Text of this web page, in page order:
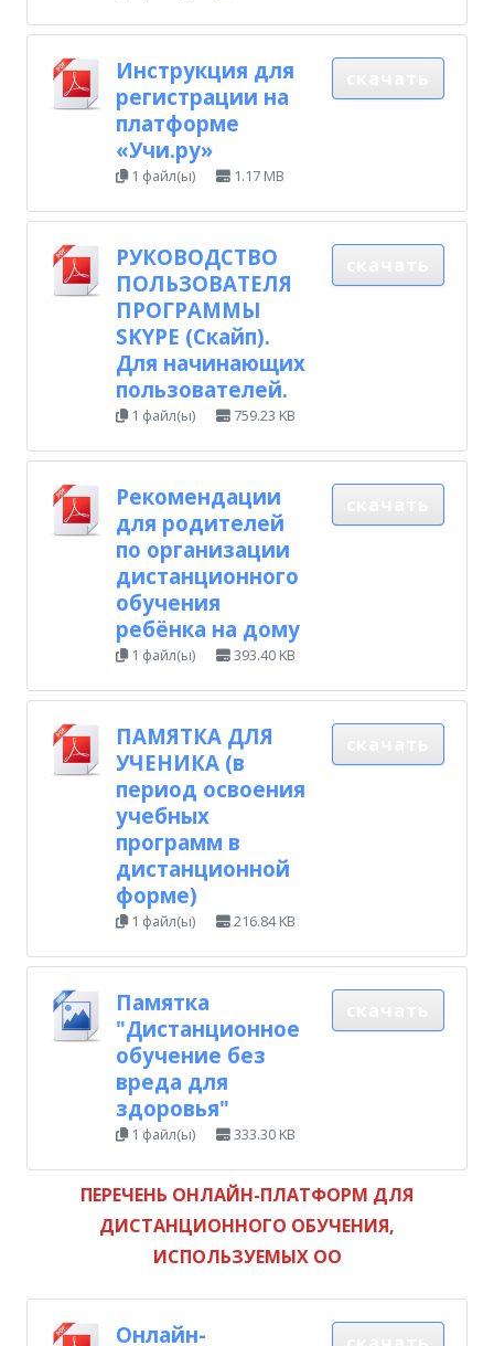
Инструкция для
регистрации на
платформе
«Учи.ру»
1 файл(ы) 1.17 MB
РУКОВОДСТВО
ПОЛЬЗОВАТЕЛЯ
ПРОГРАММЫ
SKYPE (Скайп).
Для начинающих
пользователей.
1 файл(ы) 759.23 KB
Рекомендации
для родителей
по организации
дистанционного
обучения
ребёнка на дому
1 файл(ы) 393.40 KB
ПАМЯТКА ДЛЯ
УЧЕНИКА (в
период освоения
учебных
программ в
дистанционной
форме)
1 файл(ы) 216.84 KB
Памятка
"Дистанционное
обучение без
вреда для
здоровья"
1 файл(ы) 333.30 KB
ПЕРЕЧЕНЬ ОНЛАЙН-ПЛАТФОРМ ДЛЯ
ДИСТАНЦИОННОГО ОБУЧЕНИЯ,
ИСПОЛЬЗУЕМЫХ ОО
Онлайн-